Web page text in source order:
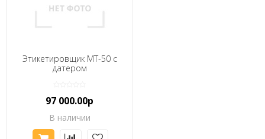
Этикетировщик MT-50 с
датером
97 000.00р
В наличии